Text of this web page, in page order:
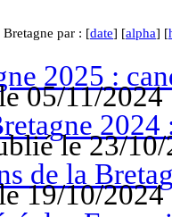
par : [date] [alpha] [
2025 :
05/11/2024
le 23/
de la
19/10/2024